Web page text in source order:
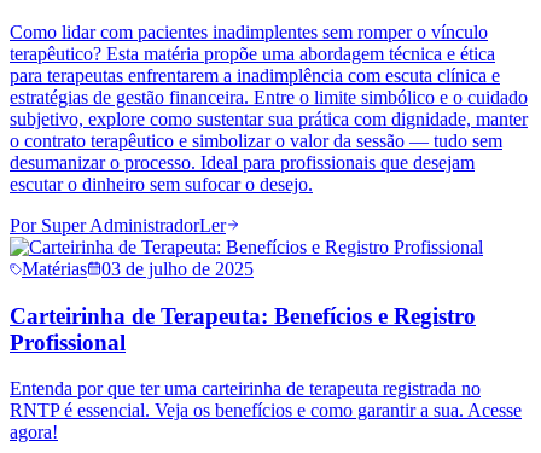
Como lidar com pacientes inadimplentes sem romper o vínculo
terapêutico? Esta matéria propõe uma abordagem técnica e ética
para terapeutas enfrentarem a inadimplência com escuta clínica e
estratégias de gestão financeira. Entre o limite simbólico e o cuidado
subjetivo, explore como sustentar sua prática com dignidade, manter
o contrato terapêutico e simbolizar o valor da sessão — tudo sem
desumanizar o processo. Ideal para profissionais que desejam
escutar o dinheiro sem sufocar o desejo.
Por Super AdministradorLer
Matérias 03 de julho de 2025
Carteirinha de Terapeuta: Benefícios e Registro
Profissional
Entenda por que ter uma carteirinha de terapeuta registrada no
RNTP é essencial. Veja os benefícios e como garantir a sua. Acesse
agora!